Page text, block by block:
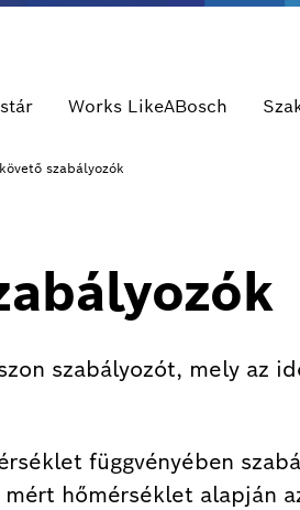
Works LikeABosch
szabályozók
szabályozót, mely az
függvényében
hőmérséklet alapján